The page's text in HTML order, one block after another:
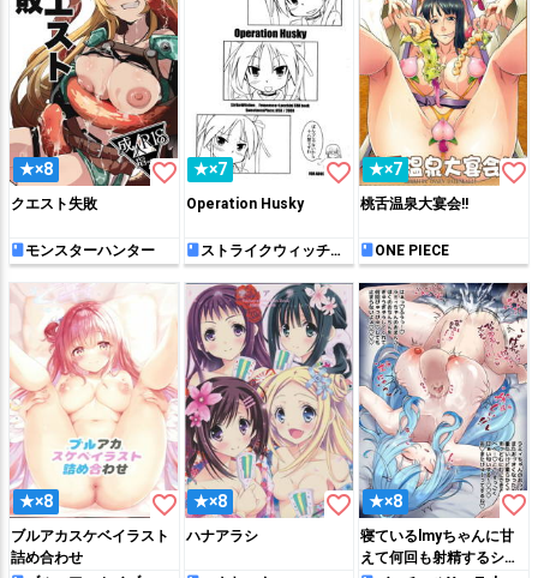
★×8 favorite_border
クエスト失敗
モンスターハンター
★×7 favorite_border
Operation Husky
ストライクウィッチー
ズ
★×7 favorite_border
桃舌温泉大宴会!!
ONE PIECE
★×8 favorite_border
ブルアカスケベイラスト
詰め合わせ
★×8 favorite_border
ハナアラシ
★×8 favorite_border
寝ているlmyちゃんに甘
えて何回も射精するショ